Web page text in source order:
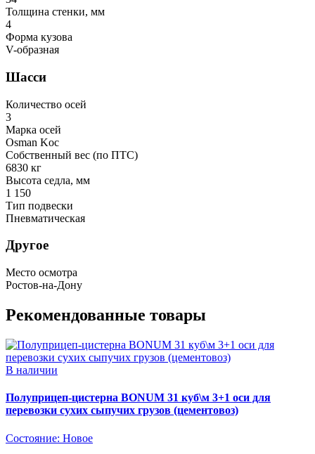
Толщина стенки, мм
4
Форма кузова
V-образная
Шасси
Количество осей
3
Марка осей
Osman Koc
Собственный вес (по ПТС)
6830 кг
Высота седла, мм
1 150
Тип подвески
Пневматическая
Другое
Место осмотра
Ростов-на-Дону
Рекомендованные товары
В наличии
Полуприцеп-цистерна BONUM 31 куб\м 3+1 оси для
перевозки сухих сыпучих грузов (цементовоз)
Состояние: Новое